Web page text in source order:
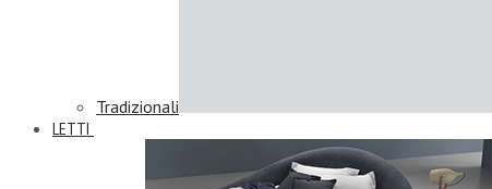
Tradizionali
LETTI